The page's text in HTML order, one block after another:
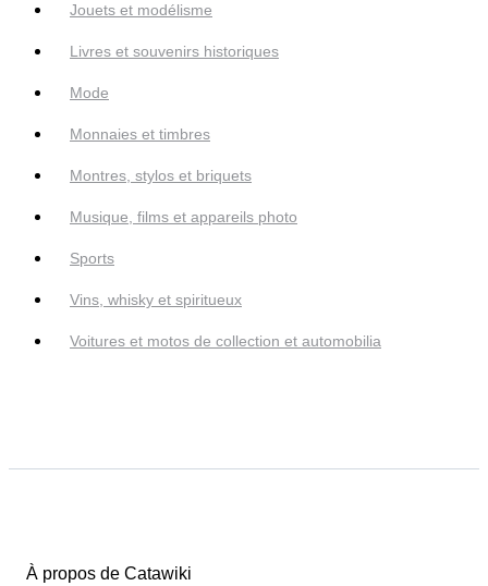
Jouets et modélisme
Livres et souvenirs historiques
Mode
Monnaies et timbres
Montres, stylos et briquets
Musique, films et appareils photo
Sports
Vins, whisky et spiritueux
Voitures et motos de collection et automobilia
À propos de Catawiki